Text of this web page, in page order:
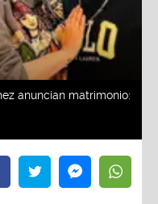
anuncian matrimonio: